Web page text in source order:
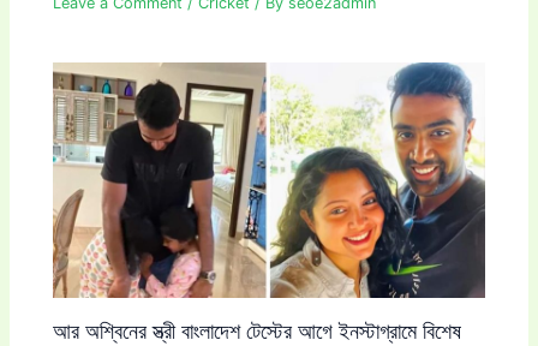
আর অশ্বিনের স্ত্রী বাংলাদেশ টেস্টের আগে ইনস্টাগ্রামে বিশেষ